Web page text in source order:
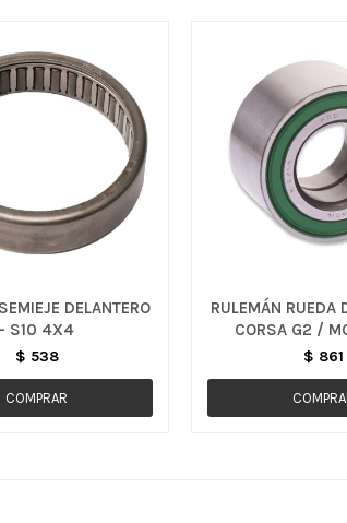
DELANTERO
- S10 4X4
$ 538
RULEMÁN RUEDA
CORSA G2 /
MERIVA
$ 861